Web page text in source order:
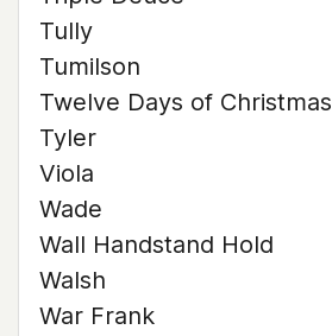
Tully
Tumilson
Twelve Days of Christmas
Tyler
Viola
Wade
Wall Handstand Hold
Walsh
War Frank